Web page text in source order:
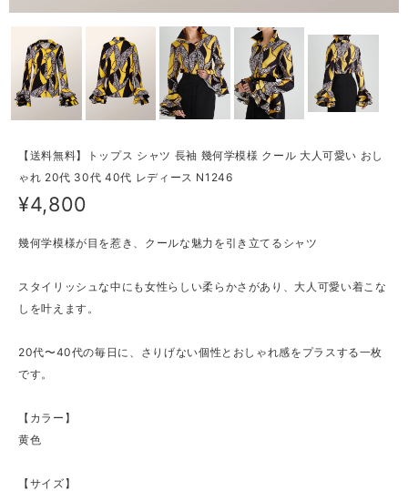
【送料無料】トップス シャツ 長袖 幾何学模様 クール 大人可愛い おし
ゃれ 20代 30代 40代 レディース N1246
¥4,800
幾何学模様が目を惹き、クールな魅力を引き立てるシャツ
スタイリッシュな中にも女性らしい柔らかさがあり、大人可愛い着こな
しを叶えます。
20代〜40代の毎日に、さりげない個性とおしゃれ感をプラスする一枚
です。
【カラー】
黄色
【サイズ】